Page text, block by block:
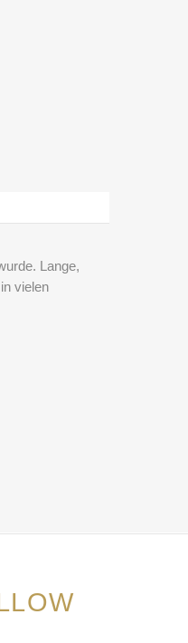
Lange,
vielen